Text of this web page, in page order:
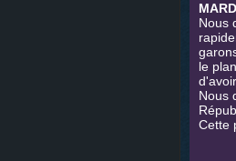
Nous
le
Nous
Cette